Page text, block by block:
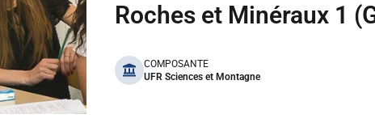
Roches et Minéraux 1
benefits
COMPOSANTE
UFR Sciences et Montagne